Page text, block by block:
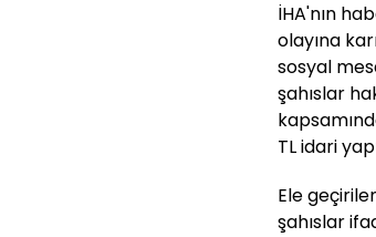
İHA'nın
olayına
sosyal
şahıslar
TL idari
Ele
şahıslar